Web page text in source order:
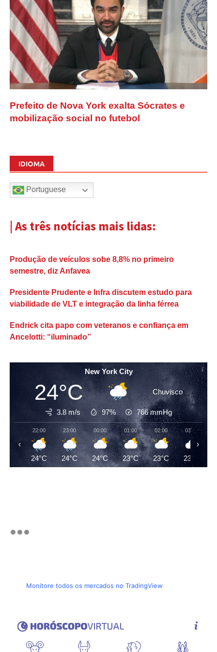
Prefeito de Nova York exalta Sócrates e
mobilização social no futebol
IDIOMA
Portuguese
| As três notícias mais lidas:
Produção de veículos sobe 8,8% no primeiro
semestre, diz Anfavea
Presidente Prudente e Infra discutem estudo para
viabilidade de VLT e integração da linha férrea
Endrick cita papo com veteranos e confiança em
Ancelotti: “iluminado”
New York City
24°C Chuvisco
3.8 m/s 97% 766mmHg
22:00
24°C
23:00
24°C
00:00
24°C
01:00
23°C
02:00
23°C
03:00
23°C
‹ ›
Monitore todos os mercados no TradingView